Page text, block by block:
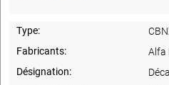
Type:
Fabricants:
Alfa
Désignation: